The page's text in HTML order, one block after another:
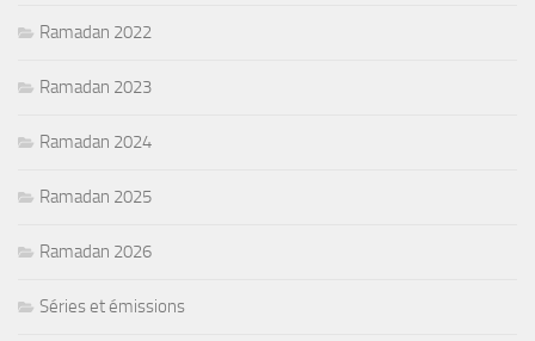
Ramadan 2022
Ramadan 2023
Ramadan 2024
Ramadan 2025
Ramadan 2026
Séries et émissions